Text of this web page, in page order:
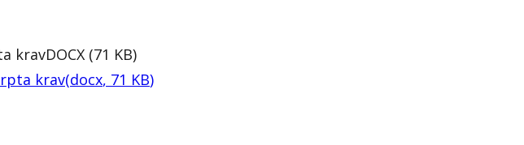
kravDOCX (71 KB)
krav(docx, 71 KB)